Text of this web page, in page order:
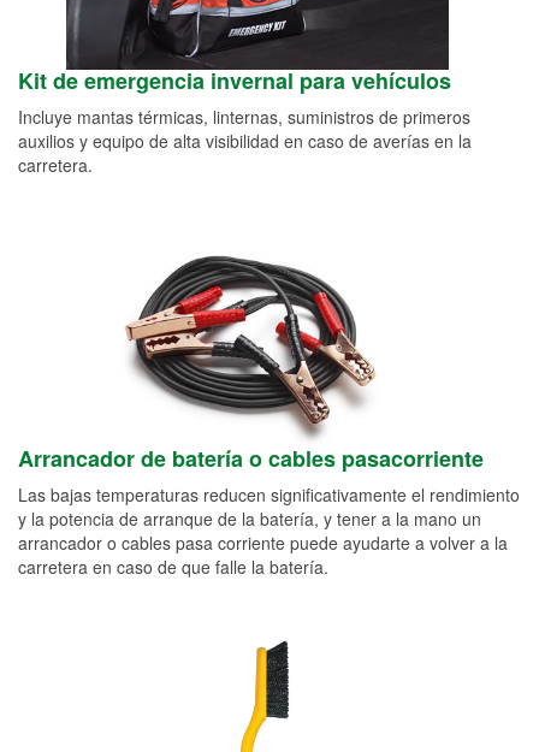
Kit de emergencia invernal para vehículos
Incluye mantas térmicas, linternas, suministros de primeros
auxilios y equipo de alta visibilidad en caso de averías en la
carretera.
Arrancador de batería o cables pasacorriente
Las bajas temperaturas reducen significativamente el rendimiento
y la potencia de arranque de la batería, y tener a la mano un
arrancador o cables pasa corriente puede ayudarte a volver a la
carretera en caso de que falle la batería.